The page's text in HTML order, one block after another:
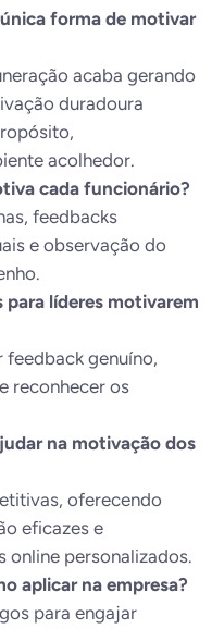
forma de motivar
acaba gerando
duradoura
acolhedor.
cada funcionário?
feedbacks
e observação do
para líderes motivarem
feedback genuíno,
reconhecer os
na motivação dos
oferecendo
eficazes e
online personalizados.
aplicar na empresa?
para engajar